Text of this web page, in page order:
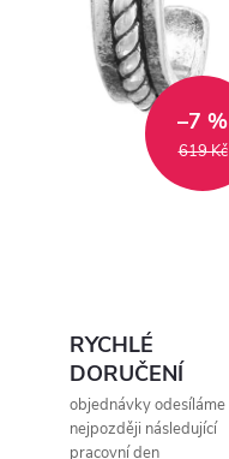
619 Kč
–7 %
RYCHLÉ
DORUČENÍ
objednávky odesíláme
nejpozději následující
pracovní den